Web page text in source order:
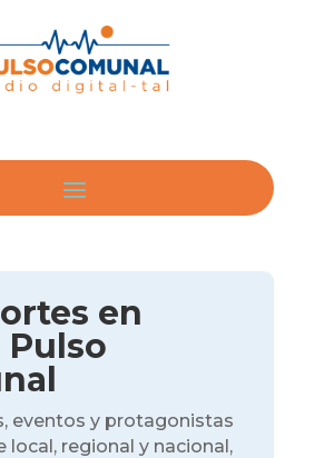
en
Pulso
eventos y protagonistas
local, regional y nacional,